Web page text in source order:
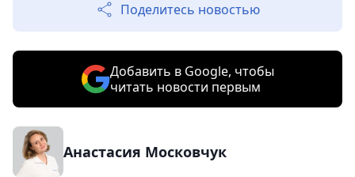
Поделитесь новостью
Добавить в Google, чтобы
читать новости первым
Анастасия Московчук